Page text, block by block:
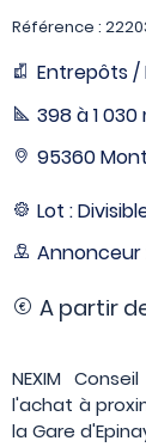
Référence :
Entrepôts /
398 à 1 030
95360
Lot :
Annonceur
A partir
NEXIM
l'achat à
la Gare